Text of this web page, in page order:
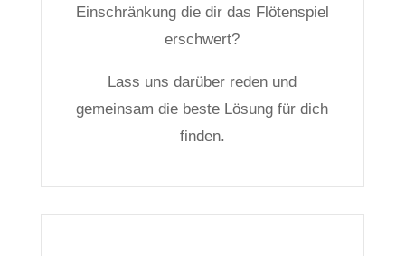
Einschränkung die dir das Flötenspiel
erschwert?
Lass uns darüber reden und
gemeinsam die beste Lösung für dich
finden.